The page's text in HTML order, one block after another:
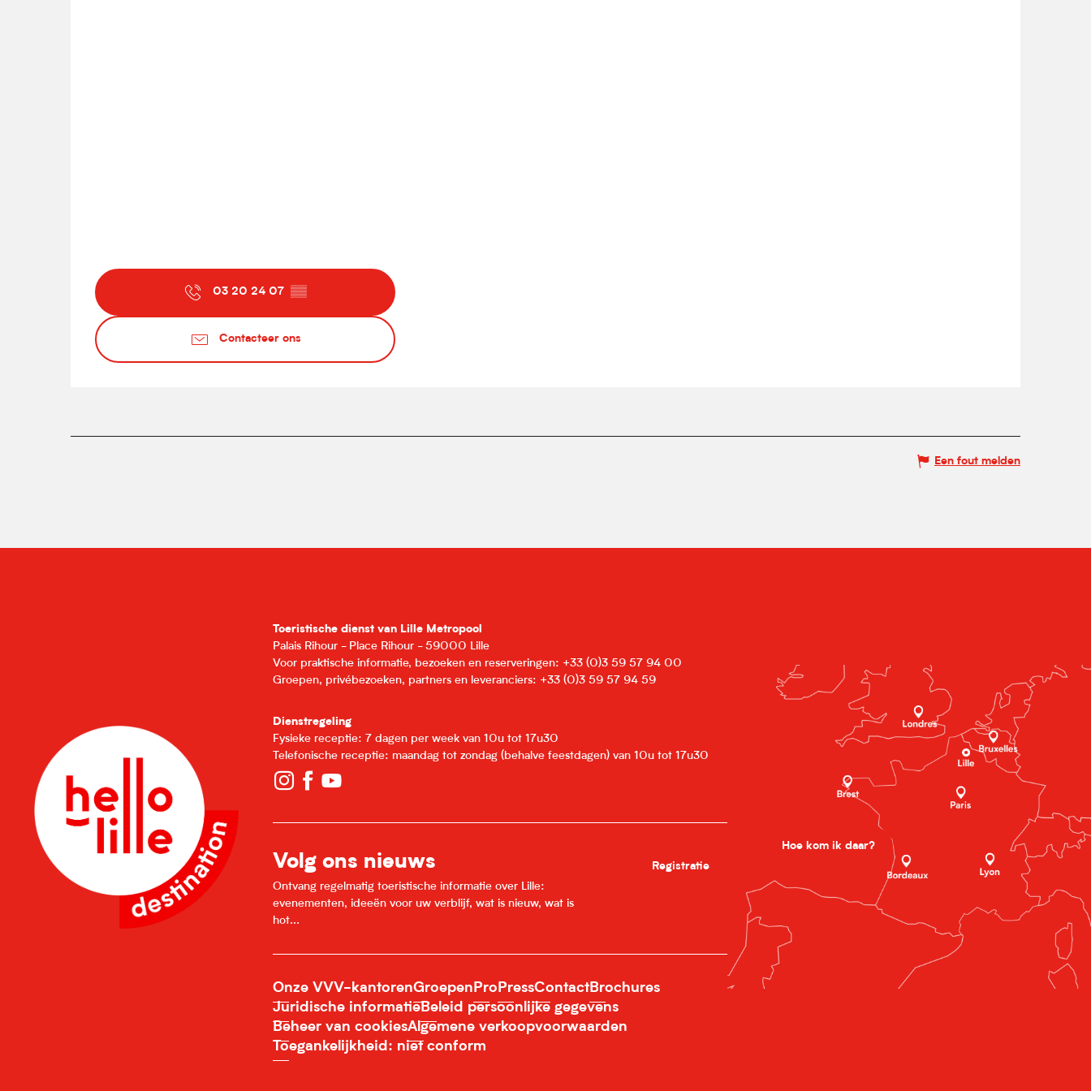
03 20 24 07 ▒▒
Contacteer ons
Een fout melden
Toeristische dienst van Lille Metropool
Palais Rihour - Place Rihour - 59000 Lille
Voor praktische informatie, bezoeken en reserveringen: +33 (0)3 59 57 94 00
Groepen, privébezoeken, partners en leveranciers: +33 (0)3 59 57 94 59
Dienstregeling
Fysieke receptie: 7 dagen per week van 10u tot 17u30
Telefonische receptie: maandag tot zondag (behalve feestdagen) van 10u tot 17u30
Volg ons nieuws
Ontvang regelmatig toeristische informatie over Lille:
evenementen, ideeën voor uw verblijf, wat is nieuw, wat is
hot...
Registratie
Onze VVV-kantorenGroepen Pro PressContactBrochures
Juridische informatieBeleid persoonlijke gegevens
Beheer van cookiesAlgemene verkoopvoorwaarden
Toegankelijkheid: niet conform
Hoe kom ik daar?